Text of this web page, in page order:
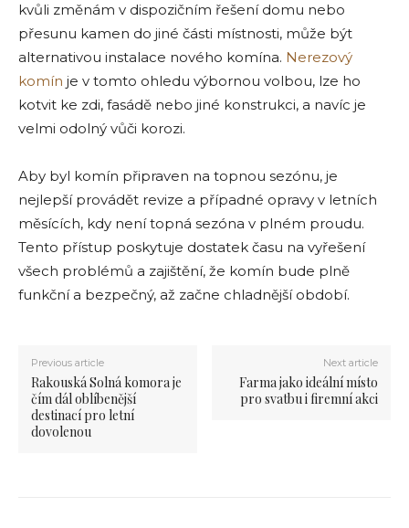
kvůli změnám v dispozičním řešení domu nebo
přesunu kamen do jiné části místnosti, může být
alternativou instalace nového komína. Nerezový
komín je v tomto ohledu výbornou volbou, lze ho
kotvit ke zdi, fasádě nebo jiné konstrukci, a navíc je
velmi odolný vůči korozi.
Aby byl komín připraven na topnou sezónu, je
nejlepší provádět revize a případné opravy v letních
měsících, kdy není topná sezóna v plném proudu.
Tento přístup poskytuje dostatek času na vyřešení
všech problémů a zajištění, že komín bude plně
funkční a bezpečný, až začne chladnější období.
Previous article
Rakouská Solná komora je
čím dál oblíbenější
destinací pro letní
dovolenou
Next article
Farma jako ideální místo
pro svatbu i firemní akci